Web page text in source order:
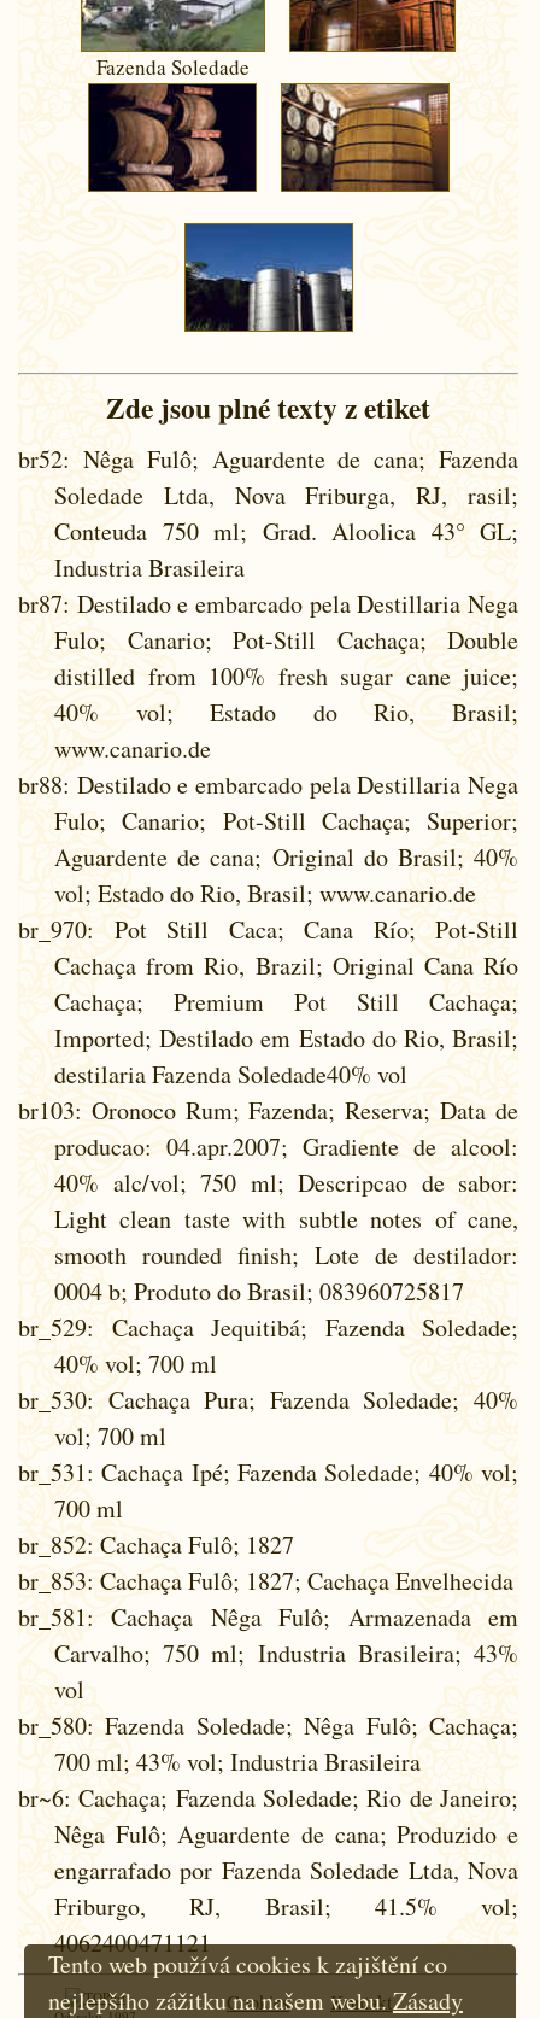
Fazenda Soledade
Zde jsou plné texty z etiket
br52: Nêga Fulô; Aguardente de cana; Fazenda
Soledade Ltda, Nova Friburga, RJ, rasil;
Conteuda 750 ml; Grad. Aloolica 43° GL;
Industria Brasileira
br87: Destilado e embarcado pela Destillaria Nega
Fulo; Canario; Pot-Still Cachaça; Double
distilled from 100% fresh sugar cane juice;
40% vol; Estado do Rio, Brasil;
www.canario.de
br88: Destilado e embarcado pela Destillaria Nega
Fulo; Canario; Pot-Still Cachaça; Superior;
Aguardente de cana; Original do Brasil; 40%
vol; Estado do Rio, Brasil; www.canario.de
br_970: Pot Still Caca; Cana Río; Pot-Still
Cachaça from Rio, Brazil; Original Cana Río
Cachaça; Premium Pot Still Cachaça;
Imported; Destilado em Estado do Rio, Brasil;
destilaria Fazenda Soledade40% vol
br103: Oronoco Rum; Fazenda; Reserva; Data de
producao: 04.apr.2007; Gradiente de alcool:
40% alc/vol; 750 ml; Descripcao de sabor:
Light clean taste with subtle notes of cane,
smooth rounded finish; Lote de destilador:
0004 b; Produto do Brasil; 083960725817
br_529: Cachaça Jequitibá; Fazenda Soledade;
40% vol; 700 ml
br_530: Cachaça Pura; Fazenda Soledade; 40%
vol; 700 ml
br_531: Cachaça Ipé; Fazenda Soledade; 40% vol;
700 ml
br_852: Cachaça Fulô; 1827
br_853: Cachaça Fulô; 1827; Cachaça Envelhecida
br_581: Cachaça Nêga Fulô; Armazenada em
Carvalho; 750 ml; Industria Brasileira; 43%
vol
br_580: Fazenda Soledade; Nêga Fulô; Cachaça;
700 ml; 43% vol; Industria Brasileira
br~6: Cachaça; Fazenda Soledade; Rio de Janeiro;
Nêga Fulô; Aguardente de cana; Produzido e
engarrafado por Fazenda Soledade Ltda, Nova
Friburgo, RJ, Brasil; 41.5% vol;
4062400471121
Cookies Kontakt
Tento web používá cookies k zajištění co
nejlepšího zážitku na našem webu.Zásady